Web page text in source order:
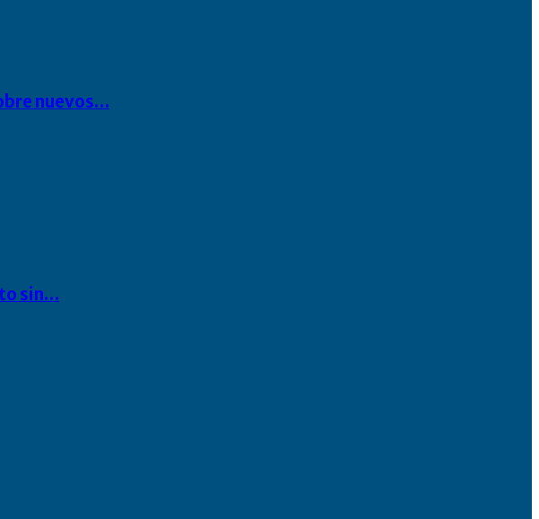
nuevos…
sin…